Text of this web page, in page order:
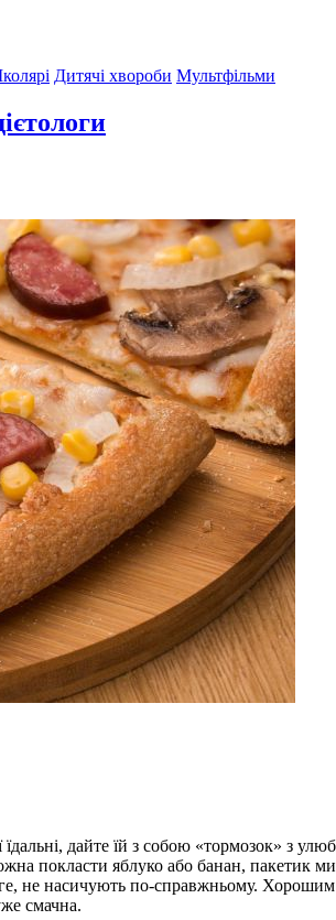
Дитячі хвороби Мультфільми
дайте їй з собою «тормозок» з
покласти яблуко або банан, пакетик
не насичують по-справжньому. Хорошим
смачна.